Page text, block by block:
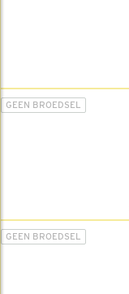
GEEN BROEDSEL
GEEN BROEDSEL